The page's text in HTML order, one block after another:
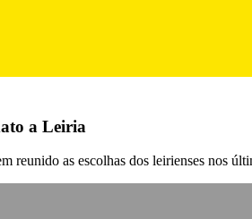
a Leiria
reunido as escolhas dos leirienses nos